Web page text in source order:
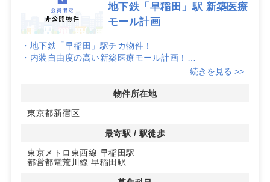
地下鉄「早稲田」駅 新築医療
モール計画
・地下鉄「早稲田」駅チカ物件！
・内装自由度の高い新築医療モール計画！
・最寄り駅の乗降客数は1日あたり約8万人！続きを見る >>
物件所在地
東京都新宿区
最寄駅 / 駅徒歩
東京メトロ東西線 早稲田駅
都営都電荒川線 早稲田駅